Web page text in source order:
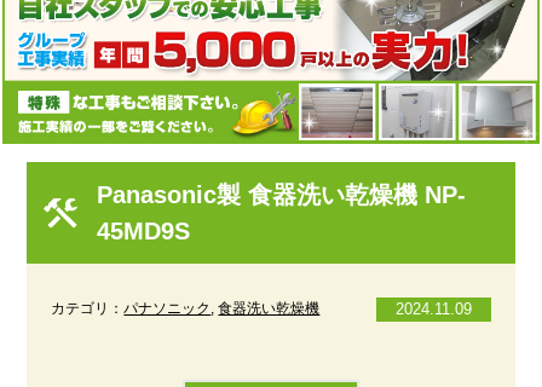
Panasonic製 食器洗い乾燥機 NP-
45MD9S
カテゴリ：パナソニック ,食器洗い乾燥機 2024.11.09